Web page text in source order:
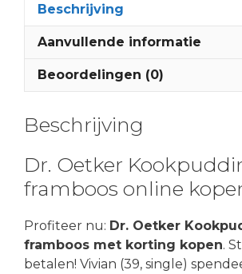
Beschrijving
Aanvullende informatie
Beoordelingen (0)
Beschrijving
Dr. Oetker
framboos online
Profiteer nu: Dr. Oetker
framboos met korting kopen.
betalen! Vivian (39, single)